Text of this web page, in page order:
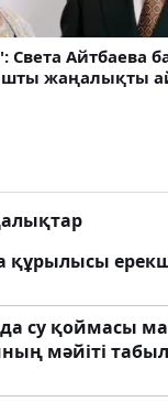
Света Айтбаева
жаңалықты
құрылысы
су қоймасы
мәйіті